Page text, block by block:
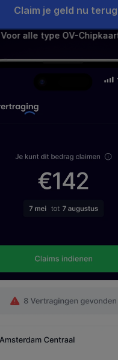
Claim je geld nu terug
Voor alle type OV-